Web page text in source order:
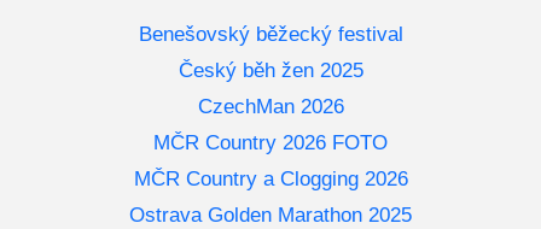
Benešovský běžecký festival
Český běh žen 2025
CzechMan 2026
MČR Country 2026 FOTO
MČR Country a Clogging 2026
Ostrava Golden Marathon 2025